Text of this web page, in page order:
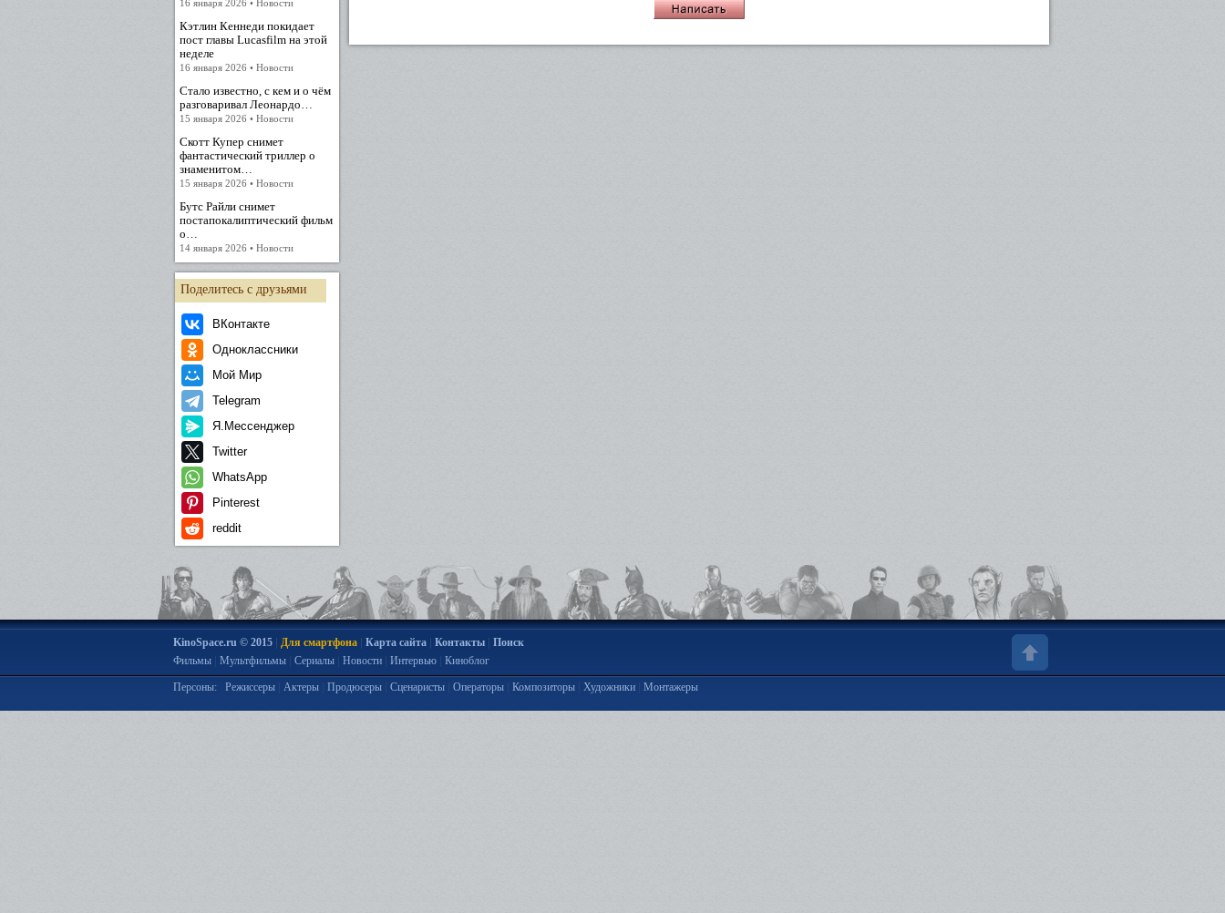
16 января 2026 • Новости
Кэтлин Кеннеди покидает
пост главы Lucasfilm на этой
неделе
16 января 2026 • Новости
Стало известно, с кем и о чём
разговаривал Леонардо…
15 января 2026 • Новости
Скотт Купер снимет
фантастический триллер о
знаменитом…
15 января 2026 • Новости
Бутс Райли снимет
постапокалиптический фильм
о…
14 января 2026 • Новости
Поделитесь с друзьями
ВКонтакте
Одноклассники
Мой Мир
Telegram
Я.Мессенджер
Twitter
WhatsApp
Pinterest
reddit
KinoSpace.ru © 2015| Для смартфона| Карта сайта| Контакты| Поиск
Фильмы| Мультфильмы| Сериалы| Новости| Интервью| Киноблог
Персоны: Режиссеры| Актеры| Продюсеры| Сценаристы| Операторы| Композиторы| Художники| Монтажеры